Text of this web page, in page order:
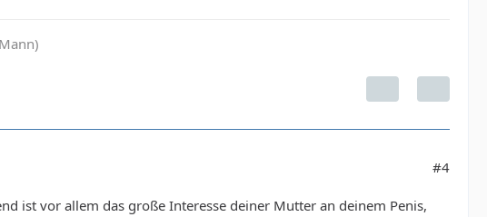
#4
ist vor allem das große Interesse deiner Mutter an deinem Penis,